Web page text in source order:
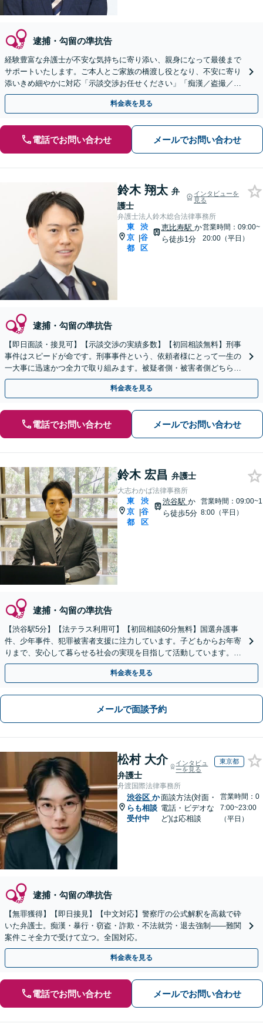
逮捕・勾留の準抗告
経験豊富な弁護士が不安な気持ちに寄り添い、親身になって最後まで
サポートいたします。ご本人とご家族の橋渡し役となり、不安に寄り
添いきめ細やかに対応「示談交渉お任せください」「痴漢／盗撮／暴
行・傷害／窃盗／薬物など解決実績多数」【完全個室対応】
料金表を見る
電話でお問い合わせ メールでお問い合わせ
鈴木 翔太 弁
護士
インタビューを
見る
弁護士法人鈴木総合法律事務所
東
京
都
|
渋
谷
区
恵比寿駅 か
ら徒歩1分
営業時間：09:00~
20:00（平日）
逮捕・勾留の準抗告
【即日面談・接見可】【示談交渉の実績多数】【初回相談無料】刑事
事件はスピードが命です。刑事事件という、依頼者様にとって一生の
一大事に迅速かつ全力で取り組みます。被疑者側・被害者側どちらの
ご相談にも親身になって応じます。まずはご連絡ください。
料金表を見る
電話でお問い合わせ メールでお問い合わせ
鈴木 宏昌 弁護士
大志わかば法律事務所
東
京
都
|
渋
谷
区
渋谷駅 か
ら徒歩5分
営業時間：09:00~1
8:00（平日）
逮捕・勾留の準抗告
【渋谷駅5分】【法テラス利用可】【初回相談60分無料】国選弁護事
件、少年事件、犯罪被害者支援に注力しています。子どもからお年寄
りまで、安心して暮らせる社会の実現を目指して活動しています。お
困りの方はぜひご相談ください。【電話・メール相談可】
料金表を見る
メールで面談予約
松村 大介
弁護士
インタビュ
ーを見る
東京都
舟渡国際法律事務所
渋谷区 か
らも相談
受付中
面談方法(対面・
電話・ビデオな
ど)は応相談
営業時間：0
7:00~23:00
（平日）
逮捕・勾留の準抗告
【無罪獲得】【即日接見】【中文対応】警察庁の公式解釈を高裁で砕
いた弁護士。痴漢・暴行・窃盗・詐欺・不法就労・退去強制——難関
案件こそ全力で受けて立つ。全国対応。
料金表を見る
電話でお問い合わせ メールでお問い合わせ